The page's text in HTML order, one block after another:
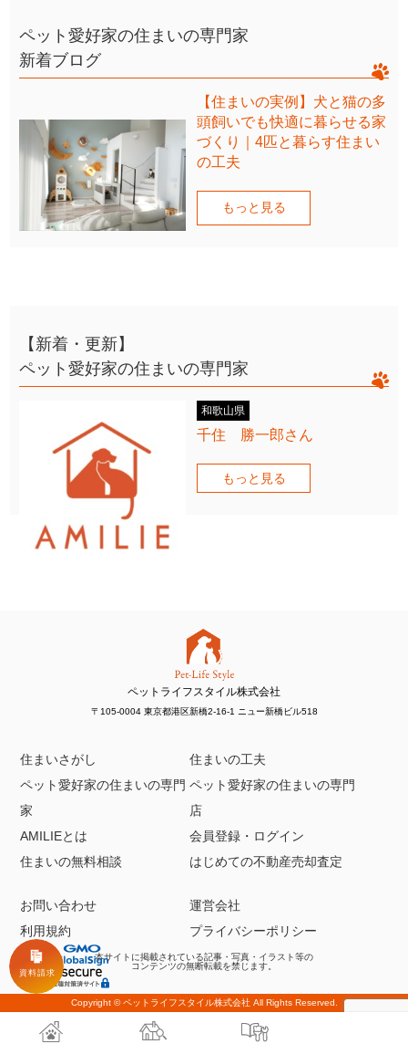
ペット愛好家の住まいの専門家
新着ブログ
【住まいの実例】犬と猫の多
頭飼いでも快適に暮らせる家
づくり｜4匹と暮らす住まい
の工夫
もっと見る
【新着・更新】
ペット愛好家の住まいの専門家
和歌山県
千住 勝一郎さん
もっと見る
ペットライフスタイル株式会社
〒105-0004 東京都港区新橋2-16-1 ニュー新橋ビル518
住まいさがし
住まいの工夫
ペット愛好家の住まいの専門
家
ペット愛好家の住まいの専門
店
AMILIEとは
会員登録・ログイン
住まいの無料相談
はじめての不動産売却査定
お問い合わせ
運営会社
利用規約
プライバシーポリシー
本サイトに掲載されている記事・写真・イラスト等の
コンテンツの無断転載を禁じます。
Copyright ©ペットライフスタイル株式会社All Rights Reserved.